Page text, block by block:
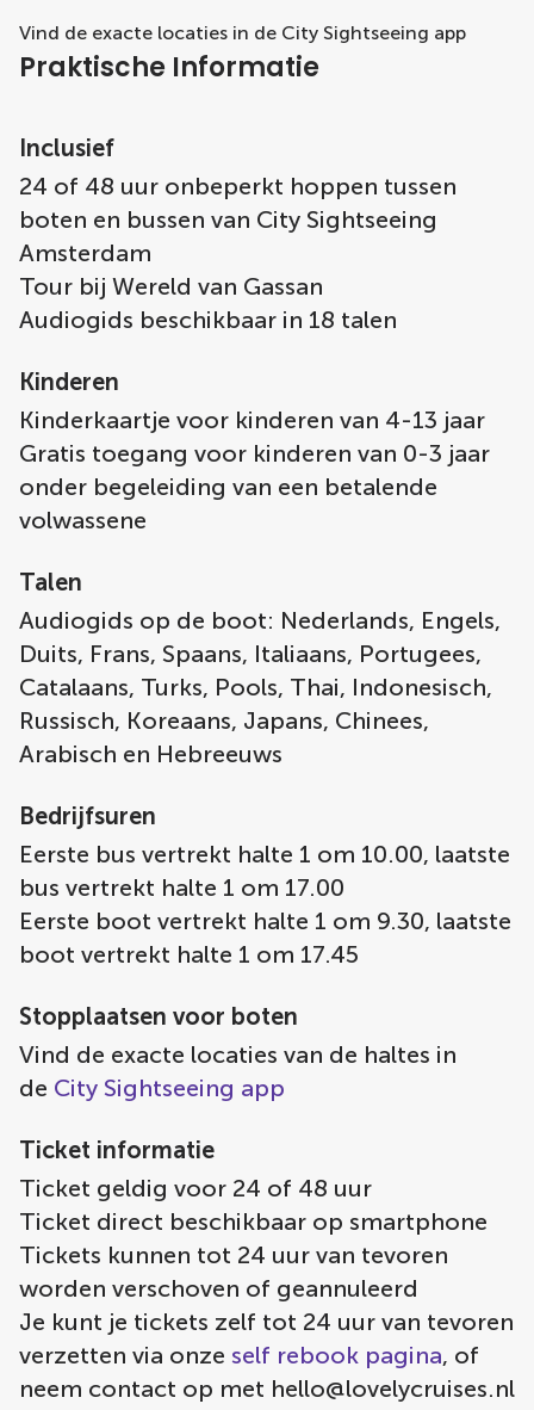
Vind de exacte locaties in de City Sightseeing app
Praktische Informatie
Inclusief
24 of 48 uur onbeperkt hoppen tussen
boten en bussen van City Sightseeing
Amsterdam
Tour bij Wereld van Gassan
Audiogids beschikbaar in 18 talen
Kinderen
Kinderkaartje voor kinderen van 4-13 jaar
Gratis toegang voor kinderen van 0-3 jaar
onder begeleiding van een betalende
volwassene
Talen
Audiogids op de boot: Nederlands, Engels,
Duits, Frans, Spaans, Italiaans, Portugees,
Catalaans, Turks, Pools, Thai, Indonesisch,
Russisch, Koreaans, Japans, Chinees,
Arabisch en Hebreeuws
Bedrijfsuren
Eerste bus vertrekt halte 1 om 10.00, laatste
bus vertrekt halte 1 om 17.00
Eerste boot vertrekt halte 1 om 9.30, laatste
boot vertrekt halte 1 om 17.45
Stopplaatsen voor boten
Vind de exacte locaties van de haltes in
de City Sightseeing app
Ticket informatie
Ticket geldig voor 24 of 48 uur
Ticket direct beschikbaar op smartphone
Tickets kunnen tot 24 uur van tevoren
worden verschoven of geannuleerd
Je kunt je tickets zelf tot 24 uur van tevoren
verzetten via onze self rebook pagina, of
neem contact op met hello@lovelycruises.nl